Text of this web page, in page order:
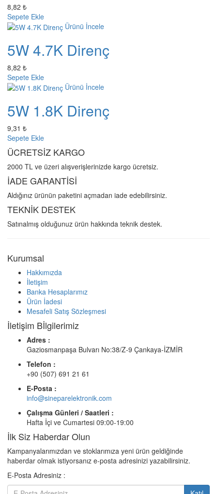
8,82 ₺
Sepete Ekle
Ürünü İncele
5W 4.7K Direnç
8,82 ₺
Sepete Ekle
Ürünü İncele
5W 1.8K Direnç
9,31 ₺
Sepete Ekle
ÜCRETSİZ KARGO
2000 TL ve üzeri alışverişlerinizde kargo ücretsiz.
İADE GARANTİSİ
Aldığınız ürünün paketini açmadan iade edebilirsiniz.
TEKNİK DESTEK
Satınalmış olduğunuz ürün hakkında teknik destek.
Kurumsal
Hakkımızda
İletişim
Banka Hesaplarımız
Ürün İadesi
Mesafeli Satış Sözleşmesi
İletişim Bİlgilerimiz
Adres :
Gaziosmanpaşa Bulvarı No:38/Z-9 Çankaya-İZMİR
Telefon :
+90 (507) 691 21 61
E-Posta :
info@sineparelektronik.com
Çalışma Günleri / Saatleri :
Hafta İçi ve Cumartesi 09:00-19:00
İlk Siz Haberdar Olun
Kampanyalarımızdan ve stoklarımıza yeni ürün geldiğinde
haberdar olmak istiyorsanız e-posta adresinizi yazabilirsiniz.
E-Posta Adresiniz :